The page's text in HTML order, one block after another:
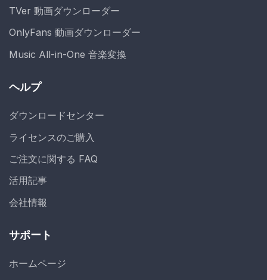
TVer 動画ダウンローダー
OnlyFans 動画ダウンローダー
Music All-in-One 音楽変換
ヘルプ
ダウンロードセンター
ライセンスのご購入
ご注文に関する FAQ
活用記事
会社情報
サポート
ホームページ